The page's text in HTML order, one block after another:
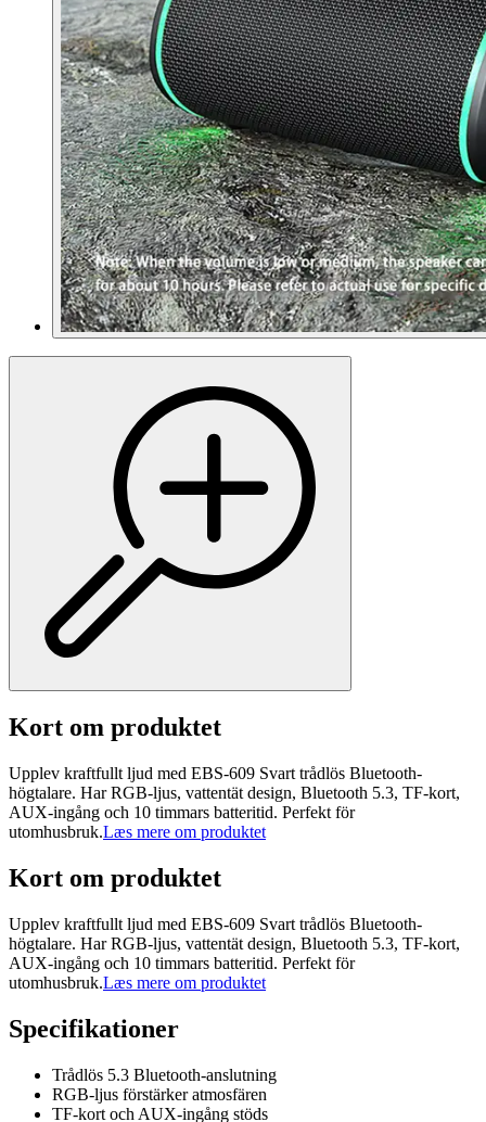
Kort om produktet
Upplev kraftfullt ljud med EBS-609 Svart trådlös Bluetooth-
högtalare. Har RGB-ljus, vattentät design, Bluetooth 5.3, TF-kort,
AUX-ingång och 10 timmars batteritid. Perfekt för
utomhusbruk.Læs mere om produktet
Kort om produktet
Upplev kraftfullt ljud med EBS-609 Svart trådlös Bluetooth-
högtalare. Har RGB-ljus, vattentät design, Bluetooth 5.3, TF-kort,
AUX-ingång och 10 timmars batteritid. Perfekt för
utomhusbruk.Læs mere om produktet
Specifikationer
Trådlös 5.3 Bluetooth-anslutning
RGB-ljus förstärker atmosfären
TF-kort och AUX-ingång stöds